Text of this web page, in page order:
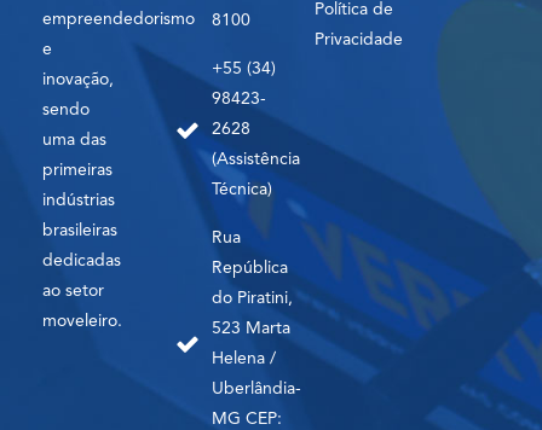
empreendedorismo
e
inovação,
sendo
uma das
primeiras
indústrias
brasileiras
dedicadas
ao setor
moveleiro.
8100
+55 (34)
98423-
2628
(Assistência
Técnica)
Rua
República
do Piratini,
523 Marta
Helena /
Uberlândia-
MG CEP:
Política de
Privacidade